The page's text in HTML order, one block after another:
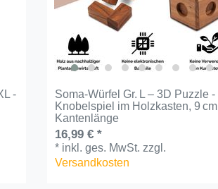
-
Soma-Würfel Gr. L – 3D Puzzle -
Knobelspiel im Holzkasten, 9 cm
Kantenlänge
16,99 € *
* inkl. ges. MwSt. zzgl.
Versandkosten